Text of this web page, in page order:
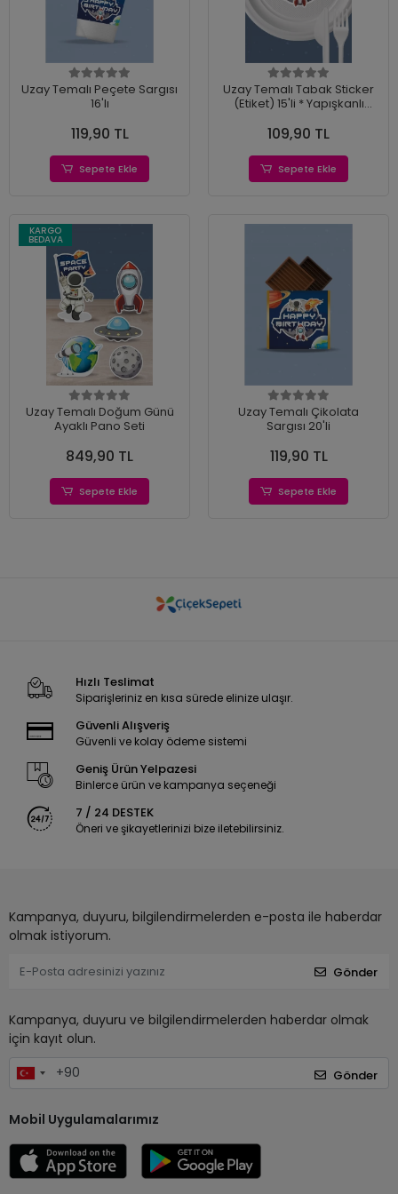
Uzay Temalı Peçete Sargısı
16'lı
119,90 TL
Sepete Ekle
Uzay Temalı Tabak Sticker
(Etiket) 15'li * Yapışkanlı
109,90 TL
Sepete Ekle
KARGO
BEDAVA
Uzay Temalı Doğum Günü
Ayaklı Pano Seti
849,90 TL
Sepete Ekle
Uzay Temalı Çikolata
Sargısı 20'li
119,90 TL
Sepete Ekle
Hızlı Teslimat
Siparişleriniz en kısa sürede elinize ulaşır.
Güvenli Alışveriş
Güvenli ve kolay ödeme sistemi
Geniş Ürün Yelpazesi
Binlerce ürün ve kampanya seçeneği
7 / 24 DESTEK
Öneri ve şikayetlerinizi bize iletebilirsiniz.
Kampanya, duyuru, bilgilendirmelerden e-posta ile haberdar
olmak istiyorum.
Gönder
Kampanya, duyuru ve bilgilendirmelerden haberdar olmak
için kayıt olun.
Gönder
Mobil Uygulamalarımız